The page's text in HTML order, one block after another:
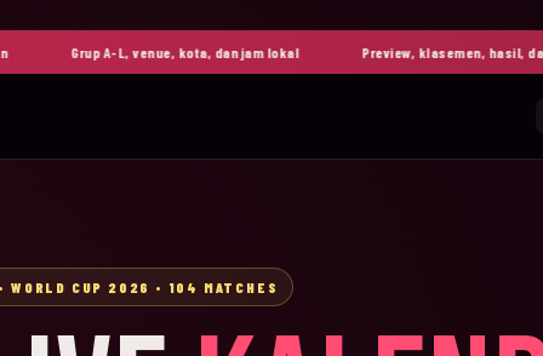
Grup A-L, venue, kota, dan jam lokal Preview, klasemen, hasil, dan
WORLD CUP 2026 • 104 MATCHES